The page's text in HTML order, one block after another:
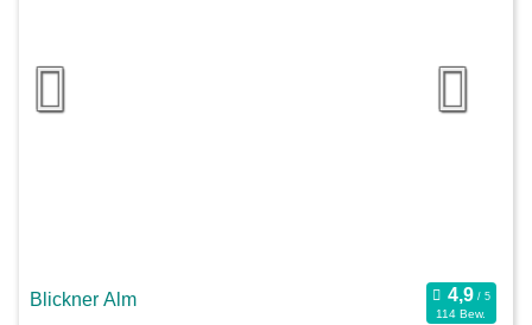
Blickner Alm
114 Bew.